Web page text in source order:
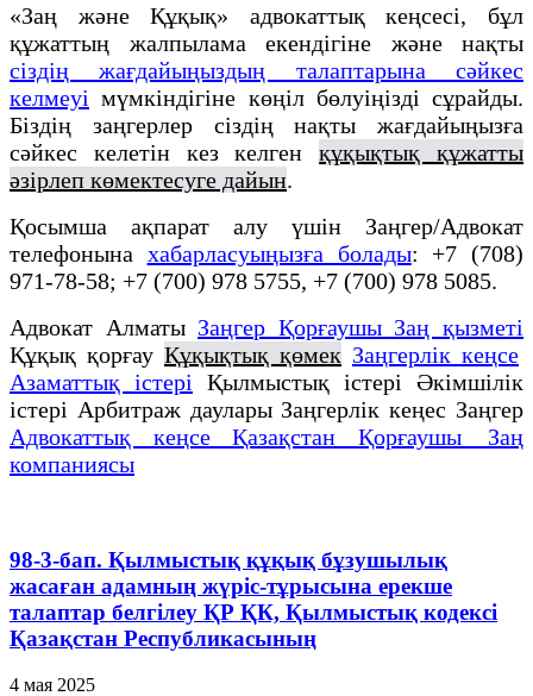
«Заң және Құқық» адвокаттық кеңсесі, бұл
құжаттың жалпылама екендігіне және нақты
сіздің жағдайыңыздың талаптарына сәйкес
келмеуі мүмкіндігіне көңіл бөлуіңізді сұрайды.
Біздің заңгерлер сіздің нақты жағдайыңызға
сәйкес келетін кез келгенқұқықтық құжатты
әзірлеп көмектесуге дайын.
Қосымша ақпарат алу үшін Заңгер/Адвокат
телефонына хабарласуыңызға болады: +7 (708)
971-78-58; +7 (700) 978 5755, +7 (700) 978 5085.
Адвокат Алматы Заңгер Қорғаушы Заң қызметі
Құқық қорғау Құқықтық қөмек Заңгерлік кеңсе
Азаматтық істері Қылмыстық істері Әкімшілік
істері Арбитраж даулары Заңгерлік кеңес Заңгер
Адвокаттық кеңсе Қазақстан Қорғаушы Заң
компаниясы
98-3-бап. Қылмыстық құқық бұзушылық
жасаған адамның жүріс-тұрысына ерекше
талаптар белгілеу ҚР ҚК, Қылмыстық кодексi
Қазақстан Республикасының
4 мая 2025